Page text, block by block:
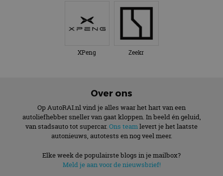
XPeng Zeekr
Over ons
Op AutoRAI.nl vind je alles waar het hart van een
autoliefhebber sneller van gaat kloppen. In beeld én geluid,
van stadsauto tot supercar. Ons teamlevert je het laatste
autonieuws, autotests en nog veel meer.
Elke week de populairste blogs in je mailbox?
Meld je aan voor de nieuwsbrief!